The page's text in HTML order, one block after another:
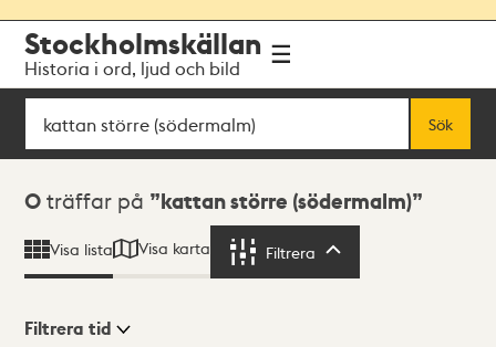
navigationen
huvudinnehållet
Stockholmskällan
Historia i ord, ljud och bild
Sök
Sök
Sökresultat
0 träffar på kattan större (södermalm)
Visa lista Visa karta Filtrera
Filtrera tid